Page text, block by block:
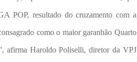
POP, resultado do cruzamento com a
como o maior garanhão Quarto
afirma Haroldo Poliselli, diretor da VPJ